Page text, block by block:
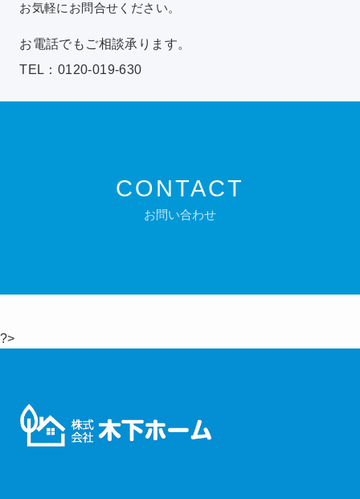
お気軽にお問合せください。
お電話でもご相談承ります。
TEL：0120-019-630
CONTACT
お問い合わせ
?>